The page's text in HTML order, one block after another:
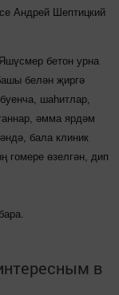
Андрей Шептицкий
бетон урна
белән җиргә
шаһитлар,
әмма ярдәм
бала клиник
гомере өзелгән, дип
в